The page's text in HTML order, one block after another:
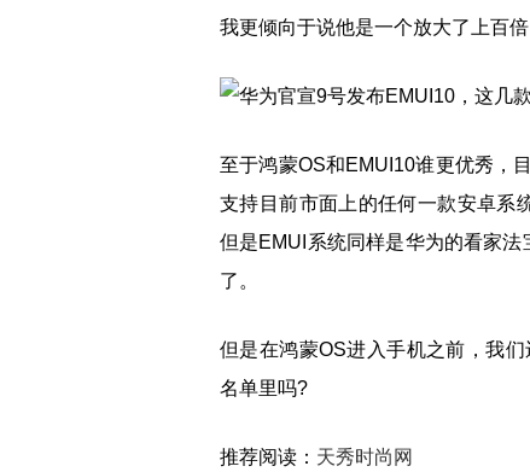
我更倾向于说他是一个放大了上百倍
至于鸿蒙OS和EMUI10谁更优秀，
支持目前市面上的任何一款安卓系
但是EMUI系统同样是华为的看家
了。
但是在鸿蒙OS进入手机之前，我
名单里吗?
推荐阅读： 天秀时尚网